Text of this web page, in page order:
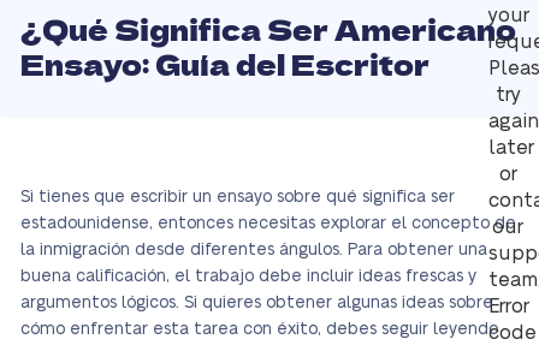
your
try
again
later
or
our
Error
code
¿Qué Significa Ser Americano
Ensayo: Guía del Escritor
Si tienes que escribir un ensayo sobre qué significa ser
estadounidense, entonces necesitas explorar el concepto de
la inmigración desde diferentes ángulos. Para obtener una
buena calificación, el trabajo debe incluir ideas frescas y
argumentos lógicos. Si quieres obtener algunas ideas sobre
cómo enfrentar esta tarea con éxito, debes seguir leyendo